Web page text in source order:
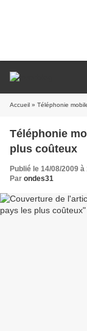
Accueil » Téléphonie
Téléphonie
plus coûteux
Publié le 14/08/2009 à
Par ondes31